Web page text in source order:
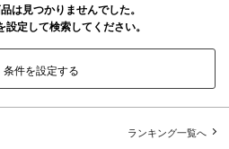
は見つかりませんでした。
定して検索してください。
条件を設定する
ランキング一覧へ